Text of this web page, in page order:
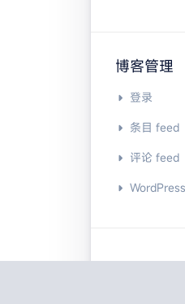
博客管理
登录
条目 feed
评论 feed